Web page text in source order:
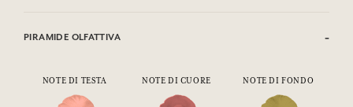
PIRAMIDE OLFATTIVA
NOTE DI TESTA NOTE DI CUORE NOTE DI FONDO